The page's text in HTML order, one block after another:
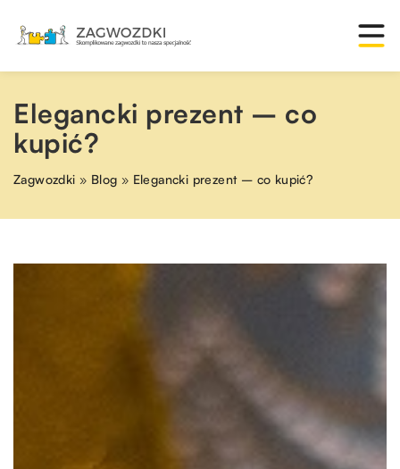
Elegancki prezent – co
kupić?
Zagwozdki » Blog » Elegancki prezent – co kupić?